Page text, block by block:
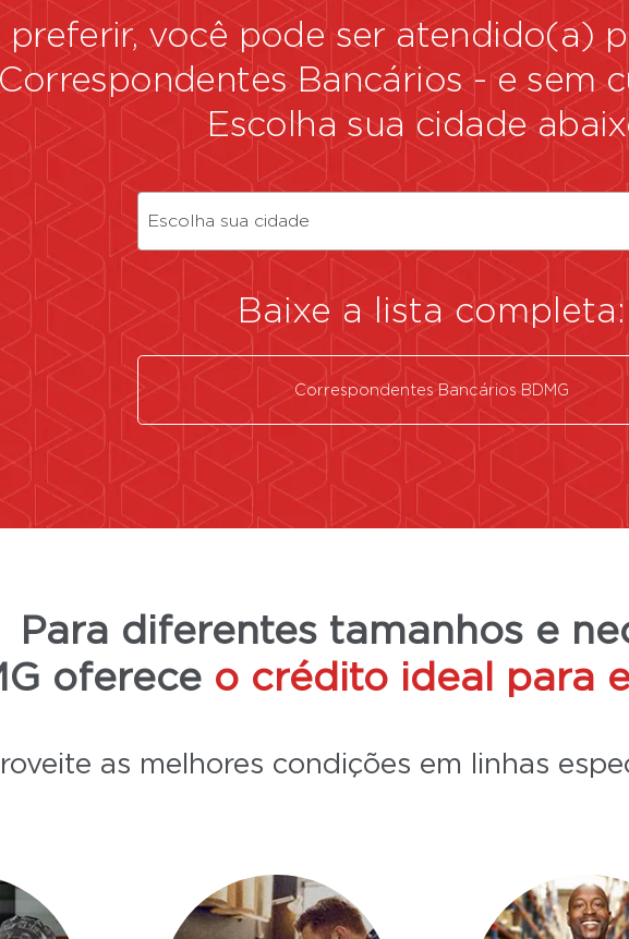
preferir, você pode ser atendido(a)
Correspondentes Bancários-e sem
Escolha sua cidade
Escolha sua cidade
Baixe a lista completa:
Correspondentes Bancários BDMG
Para diferentes tamanhos e
oferece o crédito ideal para
as melhores condições em linhas